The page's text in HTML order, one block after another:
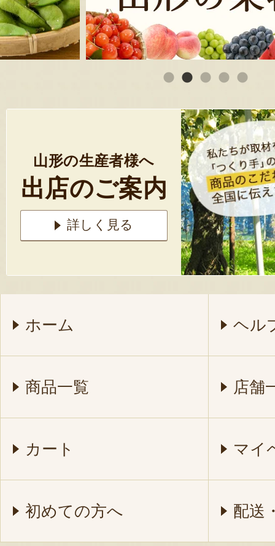
山形の生産者様へ
出店のご案内
詳しく見る
ホーム ヘル
商品一覧 店舗
カート マイ
初めての方へ 配送